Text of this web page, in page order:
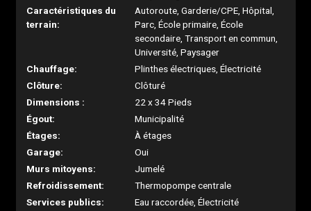
Caractéristiques du
terrain:
Autoroute, Garderie/CPE, Hôpital,
Parc, École primaire, École
secondaire, Transport en commun,
Université, Paysager
Chauffage:
Plinthes électriques, Électricité
Clôture:
Clôturé
Dimensions :
22 x 34 Pieds
Égout:
Municipalité
Étages:
À étages
Garage:
Oui
Murs mitoyens:
Jumelé
Refroidissement:
Thermopompe centrale
Services publics:
Eau raccordée, Électricité